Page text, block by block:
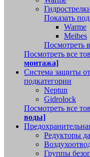
Показать
Warme
Meibes
Посмотреть
Посмотреть все
монтажа]
Система защиты
подкатегории
Neptun
Gidrolock
Посмотреть все
воды]
Редукторы
Группы